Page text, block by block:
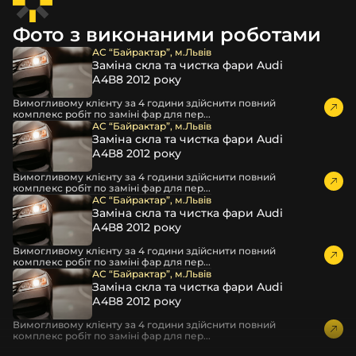
лінзою Лемарікс
Наш сайт SkloFar представляє найвищу якість
фотографій адаптерних рамок, які безперечно є
автентичними та унікальними. Знімки виготовлені
виключно за допомогою професійного обладнання,
розміщеного у нашому офісі, яке знімають наші фото
експерти у Києві. Звертаємо вашу увагу на те, що
використання будь-яких фотографій із нашого веб-
сайту без письмового дозволу суворо заборонено.
Придбати автодеталь для передньої оптики фар
можна у комплекті з лівою та правою сторонами. Весь
асортимент ретельно перевіряють на складі та уважно
упаковують спочатку у кілька шарів захисної стрейч-
плівки, а потім у коробку власного виробництва,
обмотану брендованим скотчем. Усе це повністю
забезпечує захист перехідної рамки для лінз під час
перевезення, повністю усуває ймовірність
пошкодження товару внаслідок механічних впливів під
час транспортування поштою.
Детальніше про доставку…
Комплектація товару виробника та зовнішній вигляд
Фото з виконаними роботами
АС “Байрактар”, м.Львів
Заміна скла та чистка фари Audi
А4В8 2012 року
Вимогливому клієнту за 4 години здійснити повний
комплекс робіт по заміні фар для пер...
АС “Байрактар”, м.Львів
Заміна скла та чистка фари Audi
А4В8 2012 року
Вимогливому клієнту за 4 години здійснити повний
комплекс робіт по заміні фар для пер...
АС “Байрактар”, м.Львів
Заміна скла та чистка фари Audi
А4В8 2012 року
Вимогливому клієнту за 4 години здійснити повний
комплекс робіт по заміні фар для пер...
АС “Байрактар”, м.Львів
Заміна скла та чистка фари Audi
А4В8 2012 року
Вимогливому клієнту за 4 години здійснити повний
комплекс робіт по заміні фар для пер...